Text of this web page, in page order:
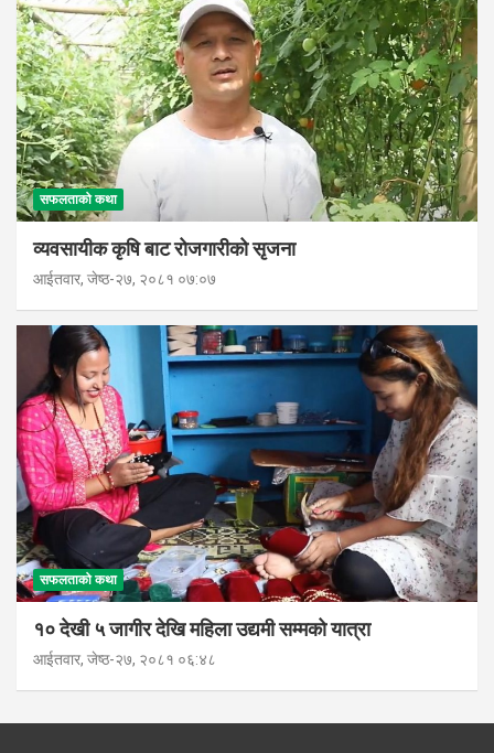
सफलताको कथा
व्यवसायीक कृषि बाट रोजगारीको सृजना
आईतवार, जेष्ठ-२७, २०८१ ०७:०७
सफलताको कथा
१० देखी ५ जागीर देखि महिला उद्यमी सम्मको यात्रा
आईतवार, जेष्ठ-२७, २०८१ ०६:४८